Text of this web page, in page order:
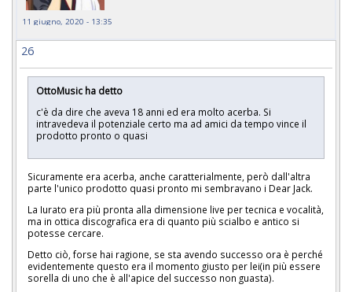
11 giugno, 2020 - 13:35
26
OttoMusic ha detto
c'è da dire che aveva 18 anni ed era molto acerba. Si
intravedeva il potenziale certo ma ad amici da tempo vince il
prodotto pronto o quasi
Sicuramente era acerba, anche caratterialmente, però dall'altra
parte l'unico prodotto quasi pronto mi sembravano i Dear Jack.
La Iurato era più pronta alla dimensione live per tecnica e vocalità,
ma in ottica discografica era di quanto più scialbo e antico si
potesse cercare.
Detto ciò, forse hai ragione, se sta avendo successo ora è perché
evidentemente questo era il momento giusto per lei(in più essere
sorella di uno che è all'apice del successo non guasta).